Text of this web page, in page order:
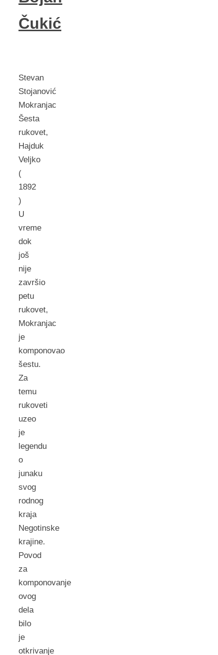
Čukić
Stevan
Stojanović
Mokranjac
Šesta
rukovet,
Hajduk
Veljko
(
1892
)
U
vreme
dok
još
nije
završio
petu
rukovet,
Mokranjac
je
komponovao
šestu.
Za
temu
rukoveti
uzeo
je
legendu
o
junaku
svog
rodnog
kraja
Negotinske
krajine.
Povod
za
komponovanje
ovog
dela
bilo
je
otkrivanje